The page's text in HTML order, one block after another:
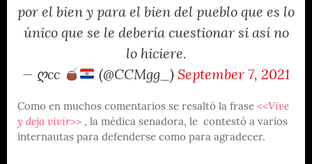
por el bien y para el bien del pueblo que es lo
único que se le debería cuestionar si así no
lo hiciere.
— ღcc
(@CCMgg_) September 7, 2021
Como en muchos comentarios se resaltó la frase <<Vive
y deja vivir>> , la médica senadora, le contestó a varios
internautas para defenderse como para agradecer.